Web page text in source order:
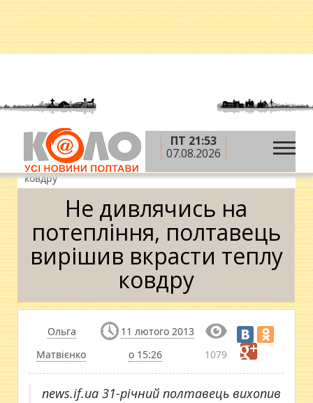
ПТ 21:53
07.08.2026
Головна » Новини » Ситуація »Не дивлячись
на потепління, полтавець вирішив вкрасти теплу
ковдру
Не дивлячись на
потепління, полтавець
вирішив вкрасти теплу
ковдру
Ольга
Матвієнко
11 лютого 2013
о 15:26
1079
news.if.ua 31-річний полтавець вихопив